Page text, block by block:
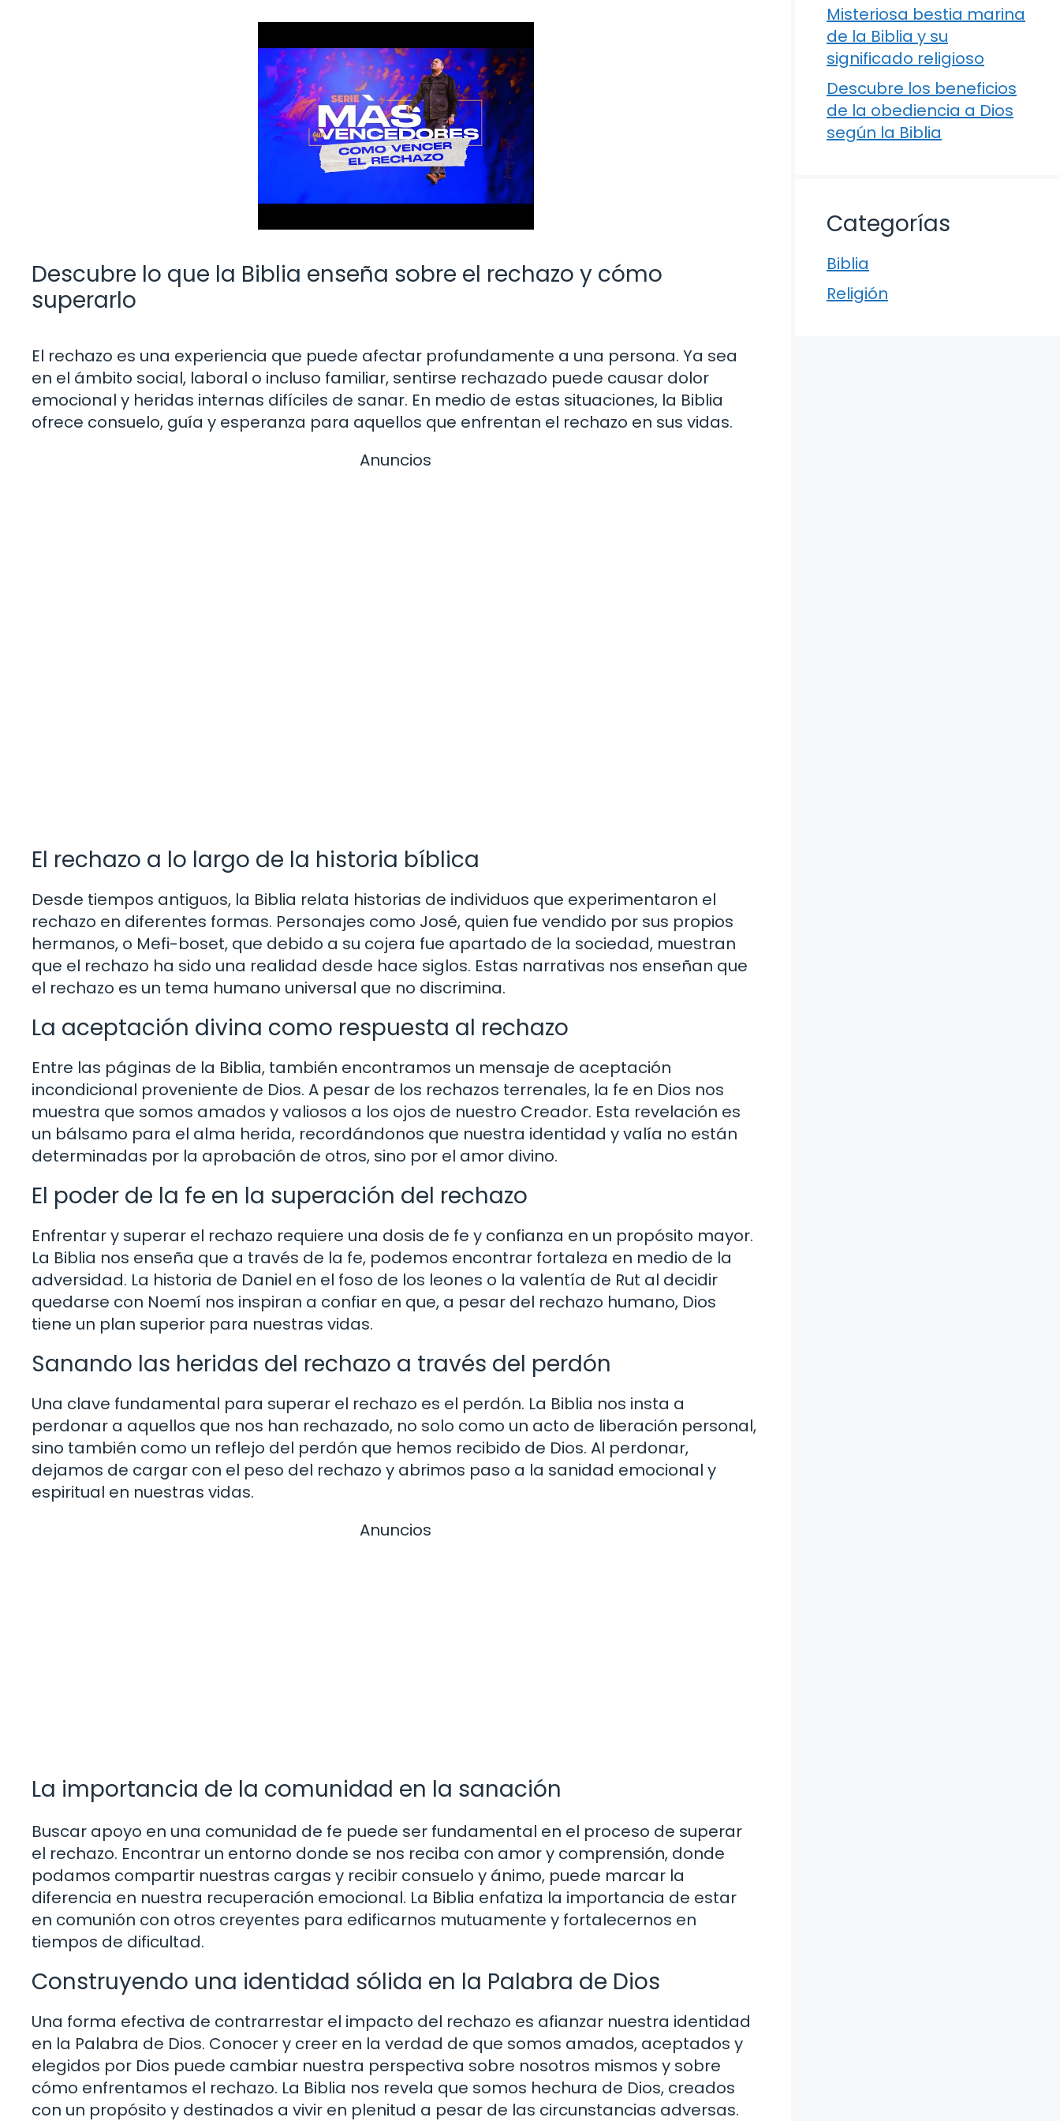
Descubre lo que la Biblia enseña sobre el rechazo y cómo
superarlo
El rechazo es una experiencia que puede afectar profundamente a una persona. Ya sea
en el ámbito social, laboral o incluso familiar, sentirse rechazado puede causar dolor
emocional y heridas internas difíciles de sanar. En medio de estas situaciones, la Biblia
ofrece consuelo, guía y esperanza para aquellos que enfrentan el rechazo en sus vidas.
Anuncios
El rechazo a lo largo de la historia bíblica
Desde tiempos antiguos, la Biblia relata historias de individuos que experimentaron el
rechazo en diferentes formas. Personajes como José, quien fue vendido por sus propios
hermanos, o Mefi-boset, que debido a su cojera fue apartado de la sociedad, muestran
que el rechazo ha sido una realidad desde hace siglos. Estas narrativas nos enseñan que
el rechazo es un tema humano universal que no discrimina.
La aceptación divina como respuesta al rechazo
Entre las páginas de la Biblia, también encontramos un mensaje de aceptación
incondicional proveniente de Dios. A pesar de los rechazos terrenales, la fe en Dios nos
muestra que somos amados y valiosos a los ojos de nuestro Creador. Esta revelación es
un bálsamo para el alma herida, recordándonos que nuestra identidad y valía no están
determinadas por la aprobación de otros, sino por el amor divino.
El poder de la fe en la superación del rechazo
Enfrentar y superar el rechazo requiere una dosis de fe y confianza en un propósito mayor.
La Biblia nos enseña que a través de la fe, podemos encontrar fortaleza en medio de la
adversidad. La historia de Daniel en el foso de los leones o la valentía de Rut al decidir
quedarse con Noemí nos inspiran a confiar en que, a pesar del rechazo humano, Dios
tiene un plan superior para nuestras vidas.
Sanando las heridas del rechazo a través del perdón
Una clave fundamental para superar el rechazo es el perdón. La Biblia nos insta a
perdonar a aquellos que nos han rechazado, no solo como un acto de liberación personal,
sino también como un reflejo del perdón que hemos recibido de Dios. Al perdonar,
dejamos de cargar con el peso del rechazo y abrimos paso a la sanidad emocional y
espiritual en nuestras vidas.
Anuncios
La importancia de la comunidad en la sanación
Buscar apoyo en una comunidad de fe puede ser fundamental en el proceso de superar
el rechazo. Encontrar un entorno donde se nos reciba con amor y comprensión, donde
podamos compartir nuestras cargas y recibir consuelo y ánimo, puede marcar la
diferencia en nuestra recuperación emocional. La Biblia enfatiza la importancia de estar
en comunión con otros creyentes para edificarnos mutuamente y fortalecernos en
tiempos de dificultad.
Construyendo una identidad sólida en la Palabra de Dios
Una forma efectiva de contrarrestar el impacto del rechazo es afianzar nuestra identidad
en la Palabra de Dios. Conocer y creer en la verdad de que somos amados, aceptados y
elegidos por Dios puede cambiar nuestra perspectiva sobre nosotros mismos y sobre
cómo enfrentamos el rechazo. La Biblia nos revela que somos hechura de Dios, creados
con un propósito y destinados a vivir en plenitud a pesar de las circunstancias adversas.
Misteriosa bestia marina
de la Biblia y su
significado religioso
Descubre los beneficios
de la obediencia a Dios
según la Biblia
Categorías
Biblia
Religión